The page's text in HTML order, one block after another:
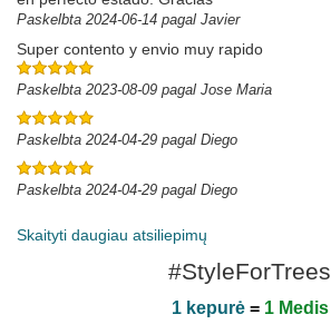
Paskelbta 2024-06-14 pagal Javier
Super contento y envio muy rapido
Paskelbta 2023-08-09 pagal Jose Maria
Paskelbta 2024-04-29 pagal Diego
Paskelbta 2024-04-29 pagal Diego
Skaityti daugiau atsiliepimų
#StyleForTrees
1 kepurė= 1 Medis